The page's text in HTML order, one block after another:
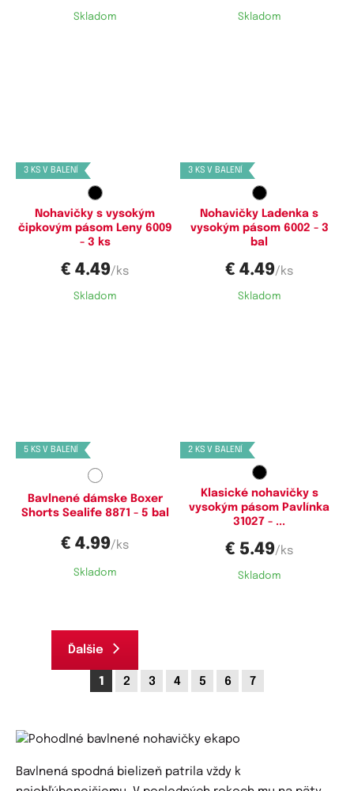
Skladom Skladom
3 KS V BALENÍ
Nohavičky s vysokým
čipkovým pásom Leny 6009
- 3 ks
€ 4.49/ks
Skladom
3 KS V BALENÍ
Nohavičky Ladenka s
vysokým pásom 6002 - 3
bal
€ 4.49/ks
Skladom
5 KS V BALENÍ
Bavlnené dámske Boxer
Shorts Sealife 8871 - 5 bal
€ 4.99/ks
Skladom
2 KS V BALENÍ
Klasické nohavičky s
vysokým pásom Pavlínka
31027 - ...
€ 5.49/ks
Skladom
Ďalšie
1 2 3 4 5 6 7
Bavlnená spodná bielizeň patrila vždy k